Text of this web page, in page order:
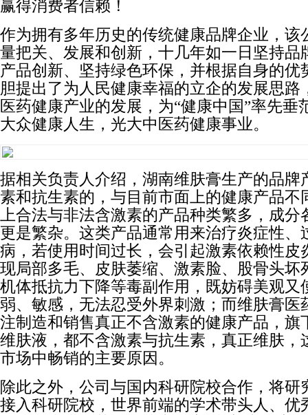
赢得消费者信赖！
作为拥有多年历史的传统健康品牌企业，该
量把关、发展和创新，十几年如一日坚持品
产品创新、坚持绿色环保，并根据自身的优
胆提出了为人民健康幸福的立企的发展思路
医药健康产业的发展，为“健康中国”率先垂
大众健康人生，光大中医药健康事业。
据相关负责人介绍，湖南维肤膏生产的品牌
素和抗生素的，与目前市面上的健康产品不
上合法与非法含激素的产品种类繁多，成分
更是繁杂。这类产品通常用来治疗炎症性、
病，若使用时间过长，会引起激素依赖性皮
现局部多毛、皮肤萎缩、激素脸、股骨头坏
机体抵抗力下降等毒副作用，既妨碍美观又
弱、敏感，无法忍受外界刺激；而维肤膏医
注制造和销售真正不含激素的健康产品，旗
维肤液，都不含激素与抗生素，真正维肤，
市场中畅销的主要原因。
除此之外，公司与国内科研院校合作，将研
接入科研院校，世界前端的学术带头人、优